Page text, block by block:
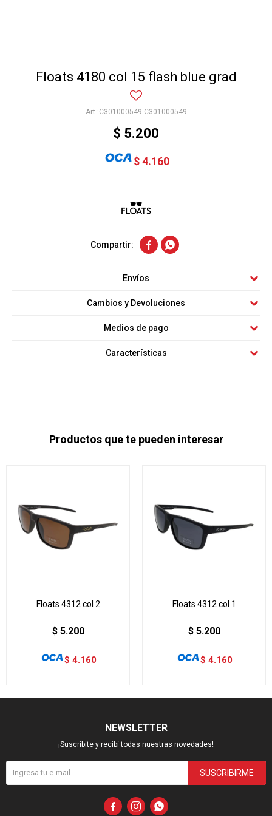
Floats 4180 col 15 flash blue grad
C301000549-C301000549
$ 5.200
$ 4.160
 
Envíos
Cambios y Devoluciones
Medios de pago
Características
Productos que te pueden interesar
Floats 4312 col 2
$ 5.200
$ 4.160
Floats 4312 col 1
$ 5.200
$ 4.160
NEWSLETTER
¡Suscribite y recibí todas nuestras novedades!
SUSCRIBIRME
  